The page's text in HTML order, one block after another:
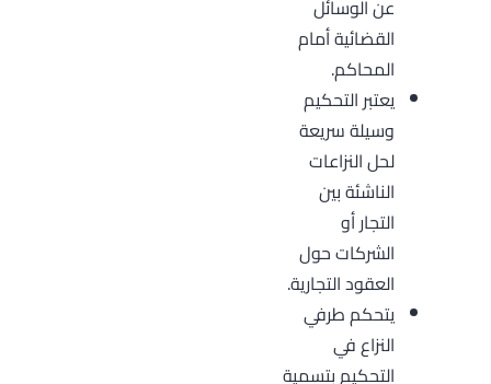
عن الوسائل
القضائية أمام
المحاكم.
يعتبر التحكيم
وسيلة سريعة
لحل النزاعات
الناشئة بين
التجار أو
الشركات حول
العقود التجارية.
يتحكم طرفي
النزاع في
التحكيم بتسمية